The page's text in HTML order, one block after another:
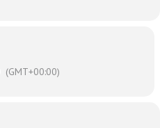
(GMT+00:00)